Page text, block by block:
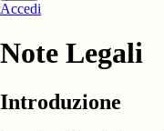
Accedi
Note Legali
Introduzione